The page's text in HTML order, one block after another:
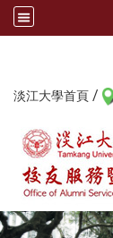
淡江大學首頁 /